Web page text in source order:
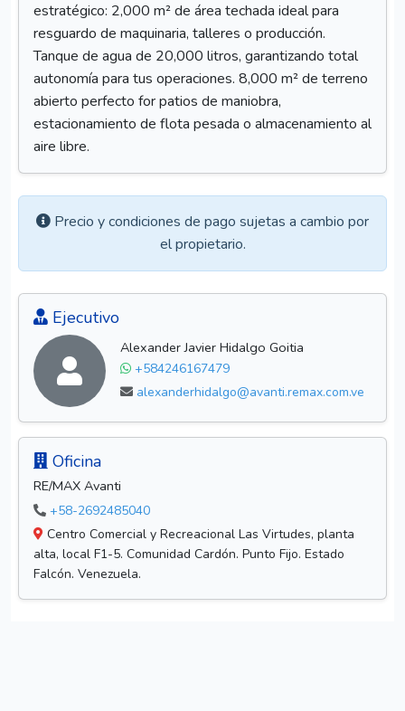
estratégico: 2,000 m² de área techada ideal para
resguardo de maquinaria, talleres o producción.
Tanque de agua de 20,000 litros, garantizando total
autonomía para tus operaciones. 8,000 m² de terreno
abierto perfecto for patios de maniobra,
estacionamiento de flota pesada o almacenamiento al
aire libre.
Precio y condiciones de pago sujetas a cambio por
el propietario.
Ejecutivo
Alexander Javier Hidalgo Goitia
+584246167479
alexanderhidalgo@avanti.remax.com.ve
Oficina
RE/MAX Avanti
+58-2692485040
Centro Comercial y Recreacional Las Virtudes, planta
alta, local F1-5. Comunidad Cardón. Punto Fijo. Estado
Falcón. Venezuela.